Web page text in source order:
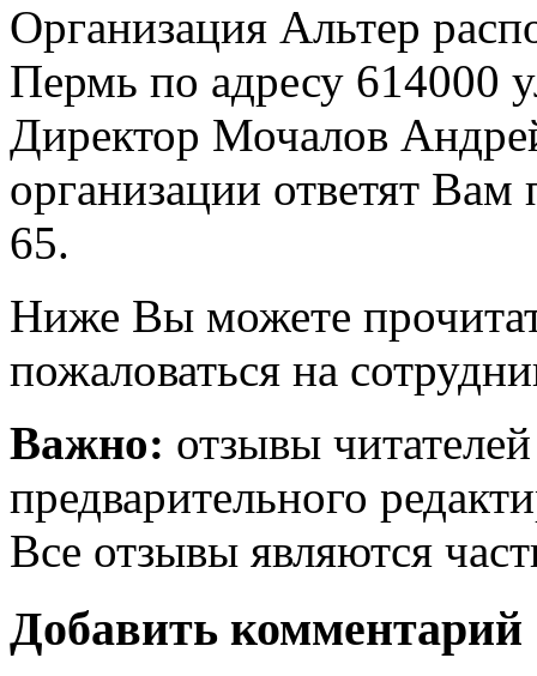
Организация Альтер
Пермь по адресу 614000
Директор Мочалов
организации ответят
65.
Ниже Вы можете
пожаловаться на
Важно: отзывы
предварительного
Все отзывы являются
Добавить комментарий